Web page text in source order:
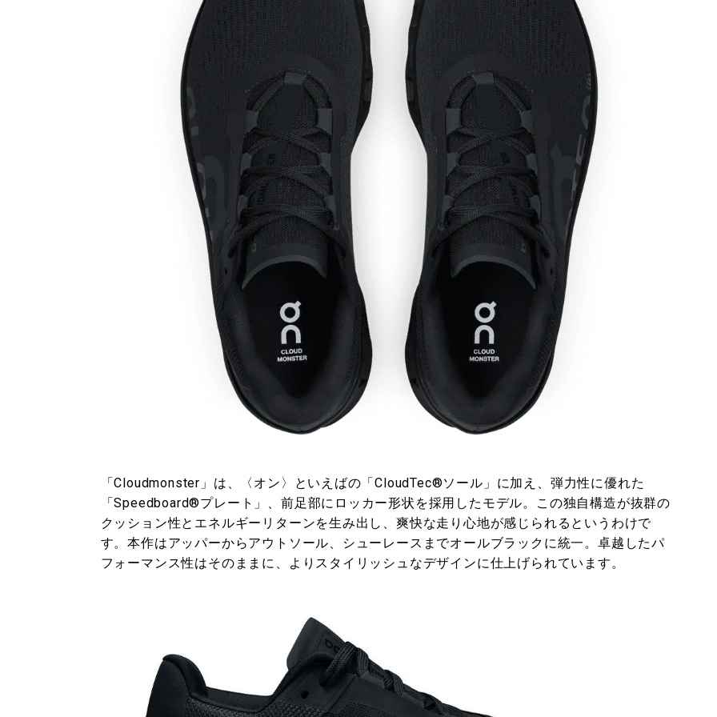
「Cloudmonster」は、〈オン〉といえばの「CloudTec®ソール」に加え、弾力性に優れた
「Speedboard®プレート」、前足部にロッカー形状を採用したモデル。この独自構造が抜群の
クッション性とエネルギーリターンを生み出し、爽快な走り心地が感じられるというわけで
す。本作はアッパーからアウトソール、シューレースまでオールブラックに統一。卓越したパ
フォーマンス性はそのままに、よりスタイリッシュなデザインに仕上げられています。